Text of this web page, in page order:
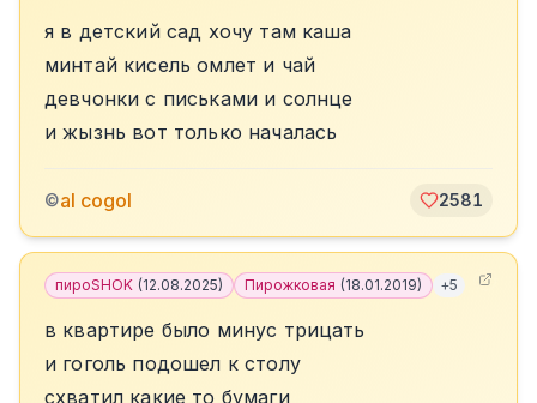
я в детский сад хочу там каша
минтай кисель омлет и чай
девчонки с письками и солнце
и жызнь вот только началась
©al cogol 2581
пироSHOK (12.08.2025) Пирожковая (18.01.2019) +5
в квартире было минус трицать
и гоголь подошел к столу
схватил какие то бумаги